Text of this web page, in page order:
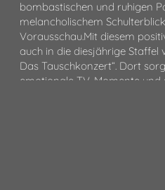
bombastischen und ruhigen
melancholischem
Vorausschau.Mit diesem
auch in die diesjährige Staffel
Das Tauschkonzert“. Dort
emotionale TV-Momente und